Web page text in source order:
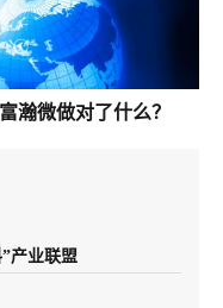
瀚微做对了什么？
产业联盟